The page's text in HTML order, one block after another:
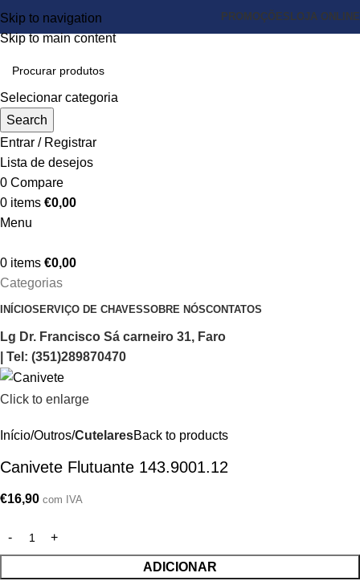
Skip to navigation
Skip to main content
PROMOÇÕES LOJA ONLINE
Selecionar categoria
Search
Entrar / Registrar
Lista de desejos
0 Compare
0 items €0,00
Menu
0 items €0,00
Categorias
INÍCIOSERVIÇO DE CHAVESSOBRE NÓSCONTATOS
Lg Dr. Francisco Sá carneiro 31, Faro
| Tel: (351)289870470
Click to enlarge
Início Outros CutelaresBack to products
Canivete Flutuante 143.9001.12
€16,90 com IVA
ADICIONAR